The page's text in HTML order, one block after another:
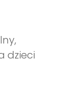
dzieci